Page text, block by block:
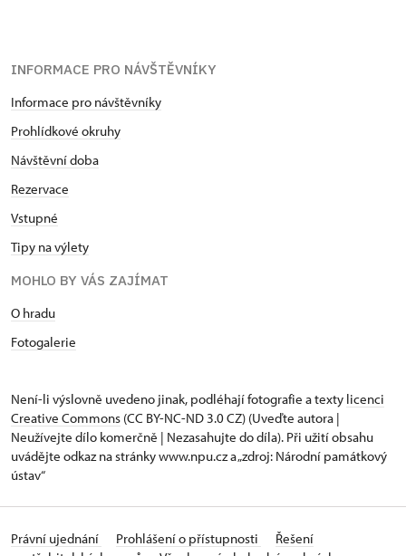
INFORMACE PRO NÁVŠTĚVNÍKY
Informace pro návštěvníky
Prohlídkové okruhy
Návštěvní doba
Rezervace
Vstupné
Tipy na výlety
MOHLO BY VÁS ZAJÍMAT
O hradu
Fotogalerie
Není-li výslovně uvedeno jinak, podléhají fotografie a texty licenci
Creative Commons (CC BY-NC-ND 3.0 CZ) (Uveďte autora |
Neužívejte dílo komerčně | Nezasahujte do díla). Při užití obsahu
uvádějte odkaz na stránky www.npu.cz a „zdroj: Národní památkový
ústav“
Právní ujednání Prohlášení o přístupnosti
Řešení